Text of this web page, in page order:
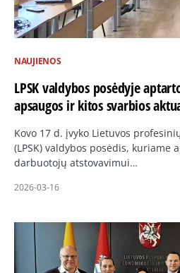
NAUJIENOS
LPSK valdybos posėdyje
apsaugos ir kitos svarbios
Kovo 17 d. įvyko Lietuvos
(LPSK) valdybos posėdis,
darbuotojų atstovavimui…
2026-03-16